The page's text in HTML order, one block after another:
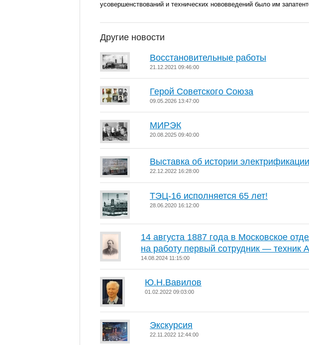
усовершенствований и технических нововведений было им
Другие новости
Восстановительные работы
21.12.2021 09:46:00
Герой Советского Союза
09.05.2026 13:47:00
МИРЭК
20.08.2025 09:40:00
Выставка об истории
22.12.2022 16:28:00
ТЭЦ-16 исполняется 65 лет!
28.06.2020 16:12:00
14 августа 1887 года в Московское
на работу первый сотрудник — техник
14.08.2024 11:15:00
Ю.Н.Вавилов
01.02.2022 09:03:00
Экскурсия
22.11.2022 12:44:00